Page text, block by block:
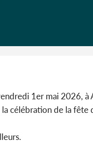
1er mai 2026,
célébration de la fête